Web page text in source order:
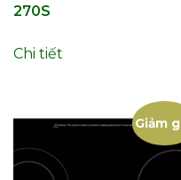
270S
Chi tiết
Giảm